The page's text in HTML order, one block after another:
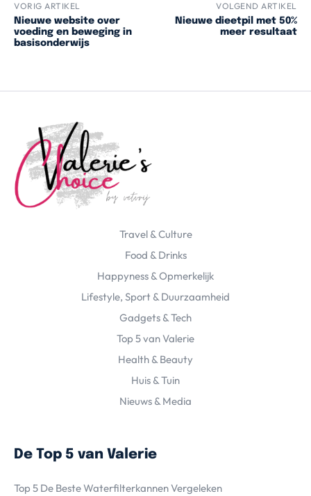
VORIG ARTIKEL
Nieuwe website over
voeding en beweging in
basisonderwijs
VOLGEND ARTIKEL
Nieuwe dieetpil met 50%
meer resultaat
Travel & Culture
Food & Drinks
Happyness & Opmerkelijk
Lifestyle, Sport & Duurzaamheid
Gadgets & Tech
Top 5 van Valerie
Health & Beauty
Huis & Tuin
Nieuws & Media
De Top 5 van Valerie
Top 5 De Beste Waterfilterkannen Vergeleken